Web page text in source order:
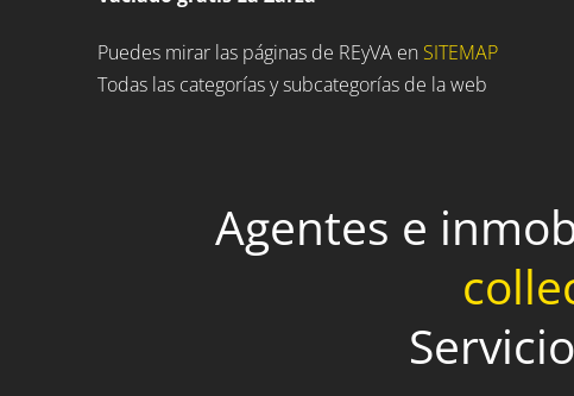
Puedes mirar las páginas de REyVA en SITEMAP
Todas las categorías y subcategorías de la web
Agentes e